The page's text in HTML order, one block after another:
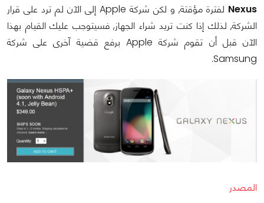
Nexus
لفترة مؤقتة, و لكن شركة Apple إلى الآن لم ترد على قرار
الشركة, لذلك إذا كنت تريد شراء الجهاز, فسيتوجب عليك القيام بهذا
الآن قبل أن تقوم شركة Apple برفع قضية آخرى على شركة
Samsung.
المصدر